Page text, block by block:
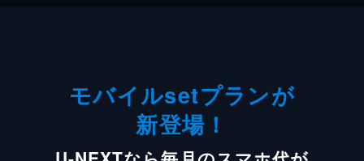
モバイルsetプランが
新登場！